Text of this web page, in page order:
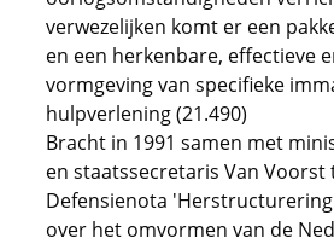
verwezelijken komt er een
en een herkenbare, effectieve
vormgeving van specifieke
hulpverlening (21.490)
Bracht in 1991 samen met
en staatssecretaris Van
Defensienota
over het omvormen van de